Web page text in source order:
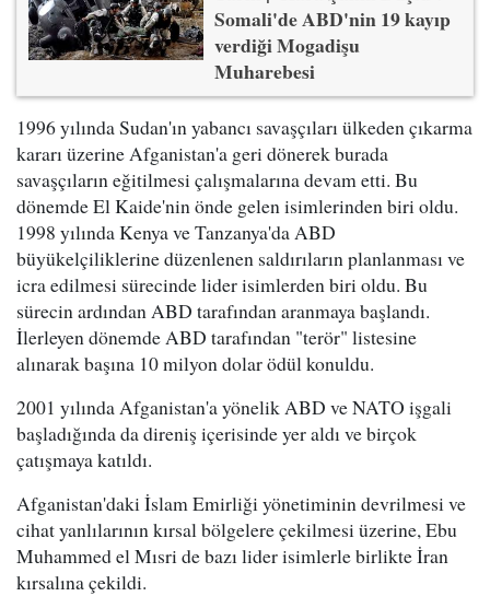
Somali'de ABD'nin 19 kayıp
verdiği Mogadişu
Muharebesi
1996 yılında Sudan'ın yabancı savaşçıları ülkeden çıkarma
kararı üzerine Afganistan'a geri dönerek burada
savaşçıların eğitilmesi çalışmalarına devam etti. Bu
dönemde El Kaide'nin önde gelen isimlerinden biri oldu.
1998 yılında Kenya ve Tanzanya'da ABD
büyükelçiliklerine düzenlenen saldırıların planlanması ve
icra edilmesi sürecinde lider isimlerden biri oldu. Bu
sürecin ardından ABD tarafından aranmaya başlandı.
İlerleyen dönemde ABD tarafından "terör" listesine
alınarak başına 10 milyon dolar ödül konuldu.
2001 yılında Afganistan'a yönelik ABD ve NATO işgali
başladığında da direniş içerisinde yer aldı ve birçok
çatışmaya katıldı.
Afganistan'daki İslam Emirliği yönetiminin devrilmesi ve
cihat yanlılarının kırsal bölgelere çekilmesi üzerine, Ebu
Muhammed el Mısri de bazı lider isimlerle birlikte İran
kırsalına çekildi.